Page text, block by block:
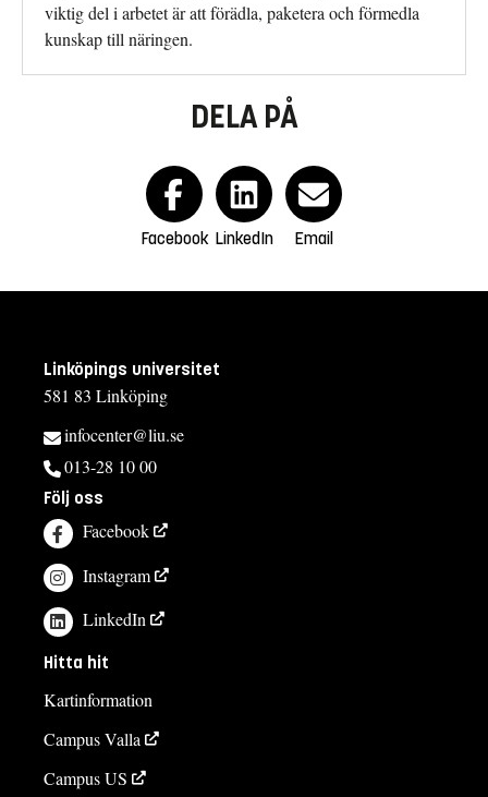
viktig del i arbetet är att förädla, paketera och förmedla
kunskap till näringen.
DELA PÅ
Facebook LinkedIn Email
Linköpings universitet
581 83 Linköping
infocenter@liu.se
013-28 10 00
Följ oss
Facebook
Instagram
LinkedIn
Hitta hit
Kartinformation
Campus Valla
Campus US